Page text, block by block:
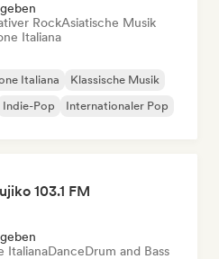
RockAsiatische Musik
Italiana
Italiana
Klassische Musik
Indie-Pop Internationaler Pop
103.1 FM
ItalianaDanceDrum and Bass